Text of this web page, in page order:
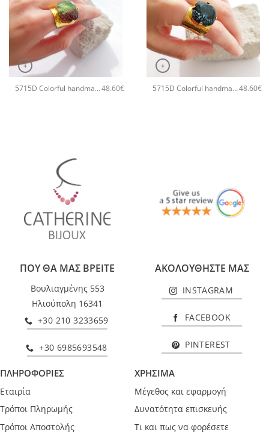
+
5715D Colorful handmade crystal χειροποίητο δαχτυλιδι Catherine bijoux Πράσινο48.60€
+
5715D Colorful handmade crystal χειροποίητο δαχτυλιδι Catherine bijoux Μαύρο48.60€
ΠΟΥ ΘΑ ΜΑΣ ΒΡΕΙΤΕ
Βουλιαγμένης 553
Ηλιούπολη 16341
+30 210 3233659
+30 6985693548
ΑΚΟΛΟΥΘΗΣΤΕ ΜΑΣ
INSTAGRAM
FACEBOOK
PINTEREST
ΠΛΗΡΟΦΟΡΙΕΣ
Εταιρία
Τρόποι Πληρωμής
Τρόποι Αποστολής
ΧΡΗΣΙΜΑ
Μέγεθος και εφαρμογή
Δυνατότητα επισκευής
Τι και πως να φορέσετε